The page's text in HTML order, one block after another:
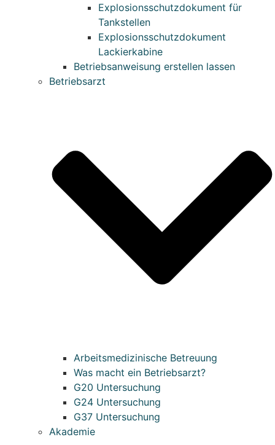
Explosionsschutzdokument für
Tankstellen
Explosionsschutzdokument
Lackierkabine
Betriebsanweisung erstellen lassen
Betriebsarzt
Arbeitsmedizinische Betreuung
Was macht ein Betriebsarzt?
G20 Untersuchung
G24 Untersuchung
G37 Untersuchung
Akademie